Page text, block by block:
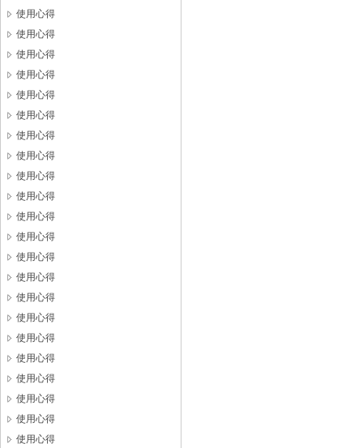
使用心得
使用心得
使用心得
使用心得
使用心得
使用心得
使用心得
使用心得
使用心得
使用心得
使用心得
使用心得
使用心得
使用心得
使用心得
使用心得
使用心得
使用心得
使用心得
使用心得
使用心得
使用心得